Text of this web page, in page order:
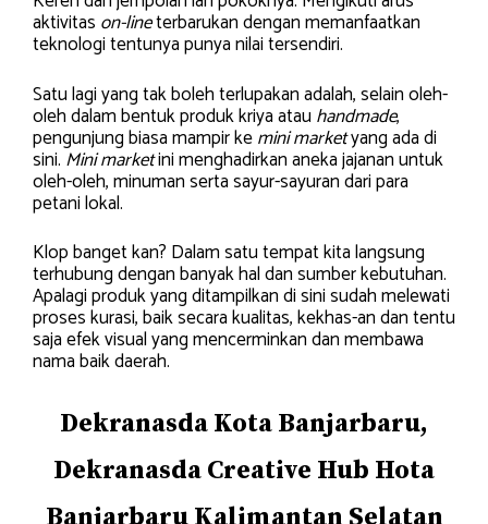
aktivitas on-lineterbarukan dengan memanfaatkan
teknologi tentunya punya nilai tersendiri.
Satu lagi yang tak boleh terlupakan adalah, selain oleh-
oleh dalam bentuk produk kriya atau handmade,
pengunjung biasa mampir kemini marketyang ada di
sini. Mini marketini menghadirkan aneka jajanan untuk
oleh-oleh, minuman serta sayur-sayuran dari para
petani lokal.
Klop banget kan? Dalam satu tempat kita langsung
terhubung dengan banyak hal dan sumber kebutuhan.
Apalagi produk yang ditampilkan di sini sudah melewati
proses kurasi, baik secara kualitas, kekhas-an dan tentu
saja efek visual yang mencerminkan dan membawa
nama baik daerah.
Dekranasda Kota Banjarbaru,
Dekranasda Creative Hub Hota
Banjarbaru Kalimantan Selatan